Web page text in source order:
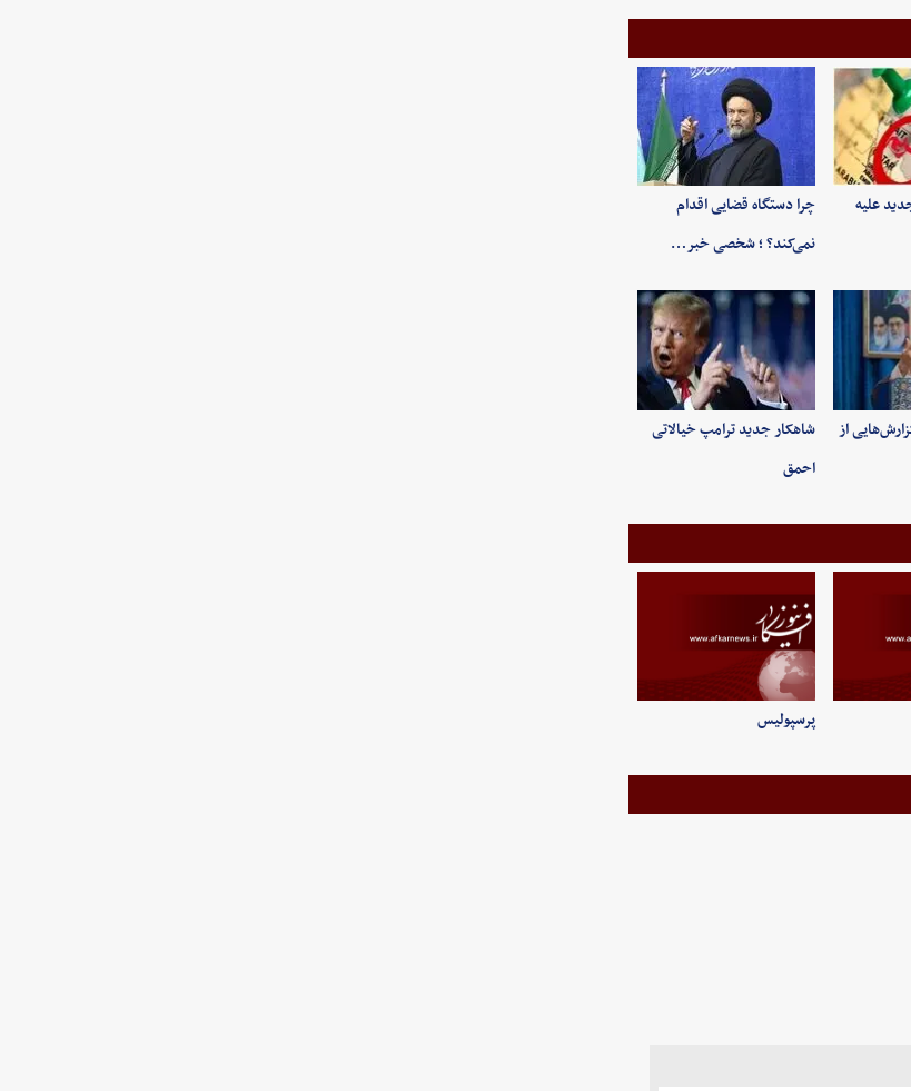
علیه
چرا دستگاه قضایی اقدام
نمی‌کند؟ ؛ شخصی خبر…
از
شاهکار جدید ترامپ خیالاتی
احمق
پرسپولیس